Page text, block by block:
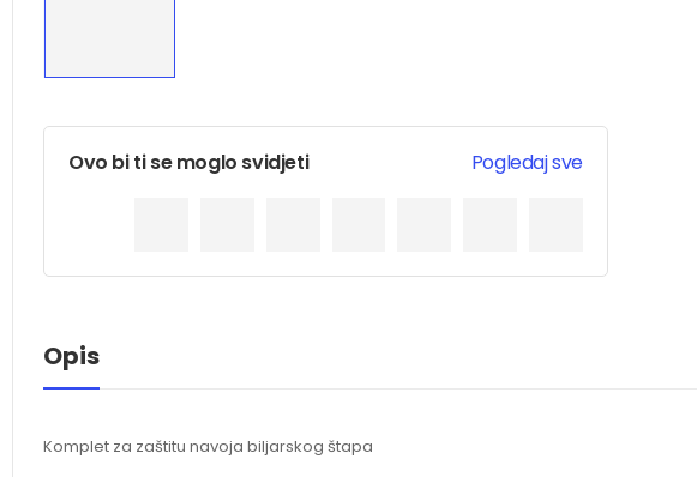
Ovo bi ti se moglo svidjeti Pogledaj sve
Opis
Komplet za zaštitu navoja biljarskog štapa